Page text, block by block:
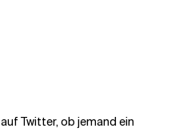
auf Twitter, ob jemand ein